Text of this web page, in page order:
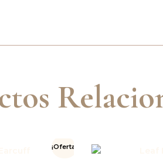
¡Oferta!
precio